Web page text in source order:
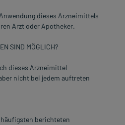
dieses Arzneimittels
Arzt oder Apotheker.
SIND MÖGLICH?
dieses Arzneimittel
nicht bei jedem auftreten
berichteten